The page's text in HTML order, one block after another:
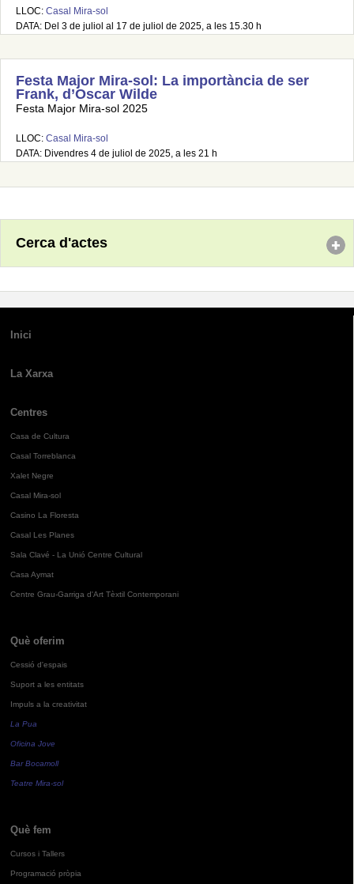
LLOC: Casal Mira-sol
DATA: Del 3 de juliol al 17 de juliol de 2025, a les 15.30 h
Festa Major Mira-sol: La importància de ser
Frank, d’Oscar Wilde
Festa Major Mira-sol 2025
LLOC: Casal Mira-sol
DATA: Divendres 4 de juliol de 2025, a les 21 h
Cerca d'actes
Inici
La Xarxa
Centres
Casa de Cultura
Casal Torreblanca
Xalet Negre
Casal Mira-sol
Casino La Floresta
Casal Les Planes
Sala Clavé - La Unió Centre Cultural
Casa Aymat
Centre Grau-Garriga d'Art Tèxtil Contemporani
Què oferim
Cessió d'espais
Suport a les entitats
Impuls a la creativitat
La Pua
Oficina Jove
Bar Bocamoll
Teatre Mira-sol
Què fem
Cursos i Tallers
Programació pròpia